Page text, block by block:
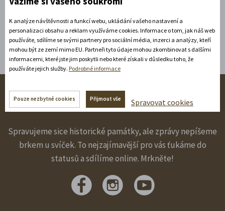
Poslat dotaz
Sledujte nás na sítích!
Spravujeme sice historické památky, ale zprávy nepíšeme
brkem u svíček. To nejzajímavější pro vás ťukáme do
statusů a sdílíme online. Mrkněte!
K analýze návštěvnosti a funkcí webu, ukládání vašeho nastavení a
personalizaci obsahu a reklam využíváme cookies. Informace o tom, jak náš web
používáte, sdílíme se svými partnery pro sociální média, inzerci a analýzy, kteří
mohou být ze zemí mimo EU. Partneři tyto údaje mohou zkombinovat s dalšími
informacemi, které jste jim poskytli nebo které získali v důsledku toho, že
používáte jejich služby. Podrobné informace
Pouze nezbytné cookies Přijmout vše Spravovat cookies